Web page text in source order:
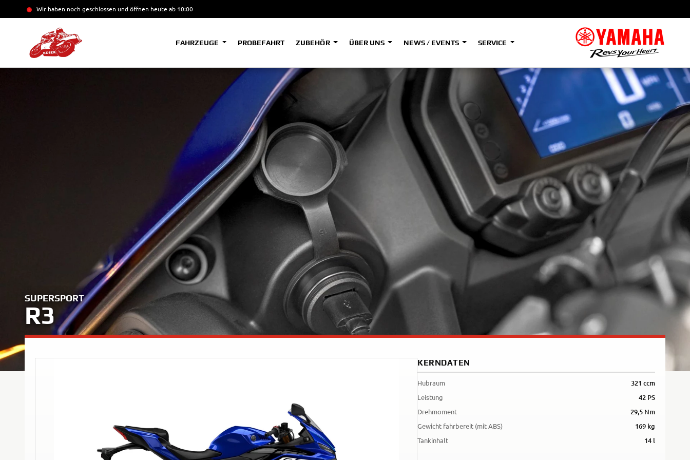
Wir haben noch geschlossen und öffnen heute ab 10:00
FAHRZEUGE
HYPER NAKED
SPORT TOURING
SUPERSPORT
Tenere
700
(Low)
35kW
A2
Tenere
700
35kW
A
Tenere
700
Rally
A2
Tenere
700
Rally
35kW
Tenere
700
World
PROBEFAHRT ZUBEHÖR ÜBER UNS NEWS / EVENTS SERVICE
SUPERSPORT
R3
KERNDATEN
Hubraum 321 ccm
Leistung 42 PS
Drehmoment 29,5 Nm
Gewicht fahrbereit (mit ABS) 169 kg
Tankinhalt 14 l